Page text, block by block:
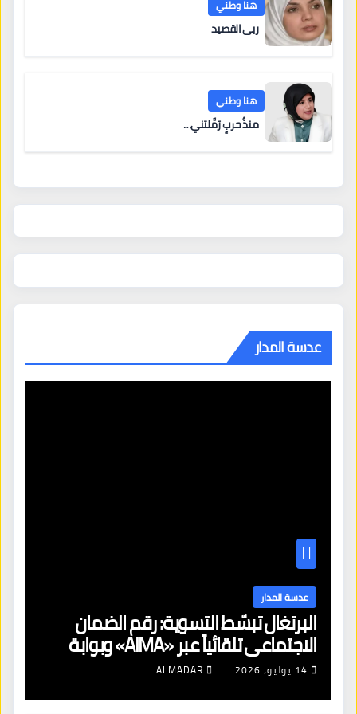
هنا وطني
ربى القصيد
هنا وطني
منذُ حربٍ رَمَّلتني…
عدسة المدار
عدسة المدار
البرتغال تبسّط التسوية: رقم الضمان
الاجتماعي تلقائياً عبر «AIMA» وبوابة
جديدة لتجديد الإقامات
14 يوليو، 2026 ALMADAR